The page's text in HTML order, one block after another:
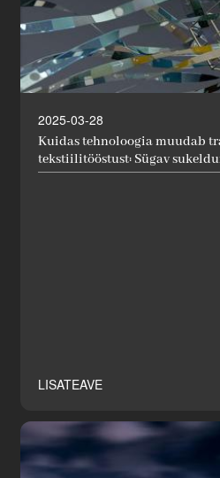
2025-03-28
Kuidas tehnoloogia muudab
tekstiilitööstust: Sügav
rakendustesse
LISATEAVE